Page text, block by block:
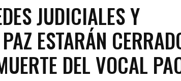
JUDICIALES Y
ESTARÁN
DEL VOCAL